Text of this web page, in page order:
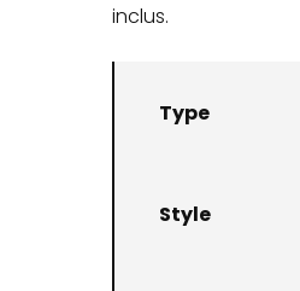
inclus.
Type
Style